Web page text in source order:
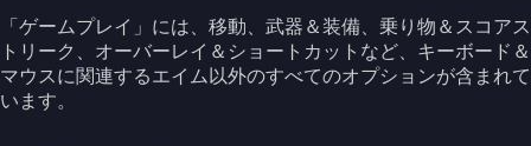
「ゲームプレイ」には、移動、武器＆装備、乗り物＆スコアス
トリーク、オーバーレイ＆ショートカットなど、キーボード＆
マウスに関連するエイム以外のすべてのオプションが含まれて
います。